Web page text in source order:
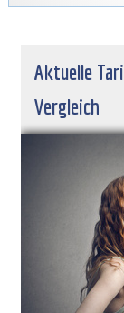
Aktuelle
Vergleich